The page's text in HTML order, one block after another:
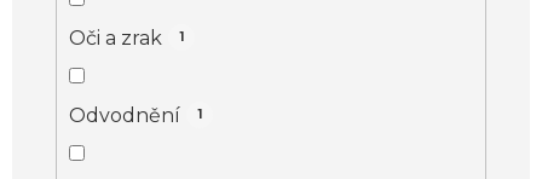
Oči a zrak 1
Odvodnění 1